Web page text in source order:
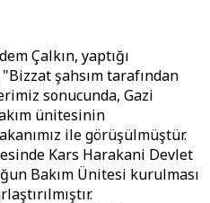
Çalkın, yaptığı
şahsım tarafından
sonucunda, Gazi
ünitesinin
ile görüşülmüştür.
Kars Harakani Devlet
Bakım Ünitesi kurulması